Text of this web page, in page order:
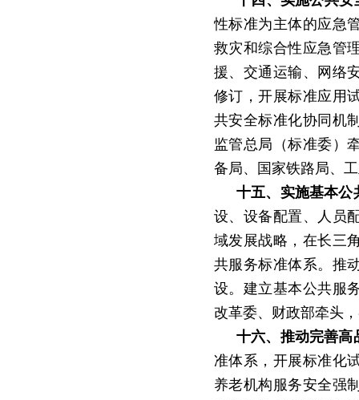
性标准为主体的应急
救灾和综合性应急管
援、交通运输、网络
修订，开展标准应用
共安全标准化协同机
监管总局（标准委）
备局、国家铁路局、
十五、实施基本公
设、设备配置、人员
域发展战略，在长三
共服务标准体系。推
设。建立基本公共服
改革委、财政部牵头
十六、推动完善高
准体系，开展标准化
养老机构服务安全强